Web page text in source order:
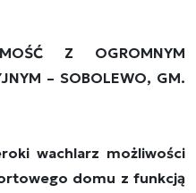
Z OGROMNYM
– SOBOLEWO, GM.
wachlarz możliwości
domu z funkcją